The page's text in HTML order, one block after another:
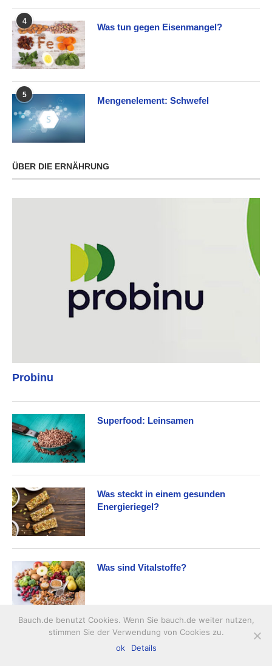
4
Was tun gegen Eisenmangel?
5
Mengenelement: Schwefel
ÜBER DIE ERNÄHRUNG
Probinu
Superfood: Leinsamen
Was steckt in einem gesunden
Energieriegel?
Was sind Vitalstoffe?
Antioxidantien
Bauch.de benutzt Cookies. Wenn Sie bauch.de weiter nutzen,
stimmen Sie der Verwendung von Cookies zu.
ok
Details